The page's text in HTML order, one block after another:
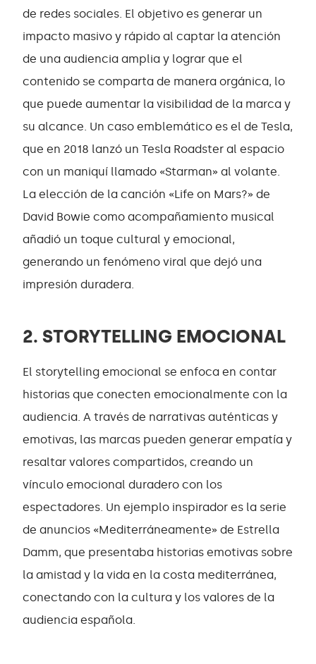
de redes sociales. El objetivo es generar un
impacto masivo y rápido al captar la atención
de una audiencia amplia y lograr que el
contenido se comparta de manera orgánica, lo
que puede aumentar la visibilidad de la marca y
su alcance. Un caso emblemático es el de Tesla,
que en 2018 lanzó un Tesla Roadster al espacio
con un maniquí llamado «Starman» al volante.
La elección de la canción «Life on Mars?» de
David Bowie como acompañamiento musical
añadió un toque cultural y emocional,
generando un fenómeno viral que dejó una
impresión duradera.
2. STORYTELLING EMOCIONAL
El storytelling emocional se enfoca en contar
historias que conecten emocionalmente con la
audiencia. A través de narrativas auténticas y
emotivas, las marcas pueden generar empatía y
resaltar valores compartidos, creando un
vínculo emocional duradero con los
espectadores. Un ejemplo inspirador es la serie
de anuncios «Mediterráneamente» de Estrella
Damm, que presentaba historias emotivas sobre
la amistad y la vida en la costa mediterránea,
conectando con la cultura y los valores de la
audiencia española.